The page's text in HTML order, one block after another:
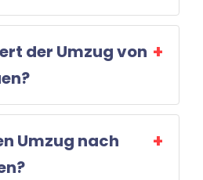
der Umzug von
Umzug nach